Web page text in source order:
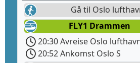
Gå til Oslo
FLY1 Drammen
20:30 Avreise Oslo
20:52 Ankomst Oslo S